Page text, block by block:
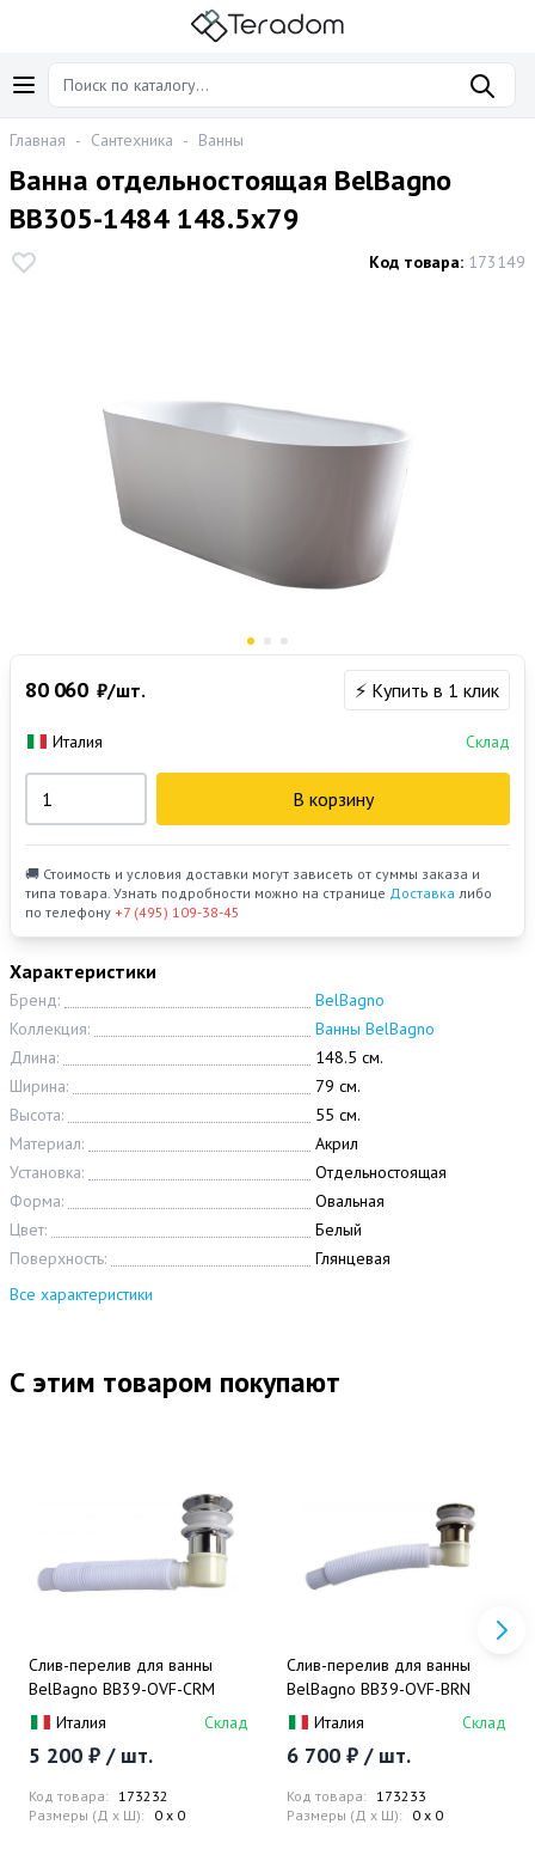
Главная - Сантехника - Ванны
Ванна отдельностоящая BelBagno
BB305-1484 148.5x79
Код товара: 173149
Характеристики
Бренд:
BelBagno
Коллекция:
Ванны BelBagno
Длина:
148.5 см.
Ширина:
79 см.
Высота:
55 см.
Материал:
Акрил
Установка:
Отдельностоящая
Форма:
Овальная
Цвет:
Белый
Поверхность:
Глянцевая
Все характеристики
80 060 ₽/шт. ⚡ Купить в 1 клик
Италия Склад
В корзину
🚚 Стоимость и условия доставки могут зависеть от суммы заказа и
типа товара. Узнать подробности можно на странице Доставка либо
по телефону +7 (495) 109-38-45
С этим товаром покупают
Слив-перелив для ванны
BelBagno BB39-OVF-CRM
Италия
Склад
5 200 ₽ / шт.
Код товара: 173232
Размеры (Д x Ш): 0 x 0
Слив-перелив для ванны
BelBagno BB39-OVF-BRN
Италия
Склад
6 700 ₽ / шт.
Код товара: 173233
Размеры (Д x Ш): 0 x 0